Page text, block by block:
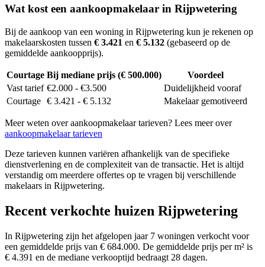
Wat kost een aankoopmakelaar in Rijpwetering
Bij de aankoop van een woning in Rijpwetering kun je rekenen op
makelaarskosten tussen € 3.421 en € 5.132 (gebaseerd op de
gemiddelde aankoopprijs).
Courtage Bij mediane prijs (€ 500.000)
Voordeel
Vast tarief €2.000 - €3.500
Duidelijkheid vooraf
Courtage € 3.421 - € 5.132 Makelaar gemotiveerd
Meer weten over aankoopmakelaar tarieven? Lees meer over
aankoopmakelaar tarieven
Deze tarieven kunnen variëren afhankelijk van de specifieke
dienstverlening en de complexiteit van de transactie. Het is altijd
verstandig om meerdere offertes op te vragen bij verschillende
makelaars in Rijpwetering.
Recent verkochte huizen Rijpwetering
In Rijpwetering zijn het afgelopen jaar 7 woningen verkocht voor
een gemiddelde prijs van € 684.000. De gemiddelde prijs per m² is
€ 4.391 en de mediane verkooptijd bedraagt 28 dagen.